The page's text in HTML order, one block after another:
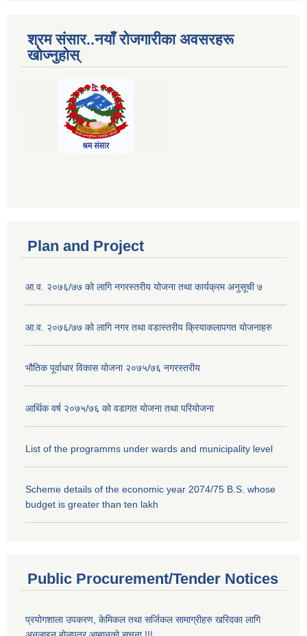
श्रम संसार..नयाँ रोजगारीका अवसरहरू
खोज्नुहोस्
Plan and Project
आ.व. २०७६/७७ को लागि नगरस्तरीय योजना तथा कार्यक्रम अनुसूची ७
आ.व. २०७६/७७ को लागि नगर तथा वडास्तरीय क्रियाकलापगत योजनाहरु
भौतिक पूर्वाधार विकास योजना २०७५/७६ नगरस्तरीय
आर्थिक वर्ष २०७५/७६ को वडागत योजना तथा परियोजना
List of the programms under wards and municipality level
Scheme details of the economic year 2074/75 B.S. whose
budget is greater than ten lakh
Public Procurement/Tender Notices
प्रयोगशाला उपकरण, केमिकल तथा सर्जिकल सामाग्रीहरु खरिदका लागि